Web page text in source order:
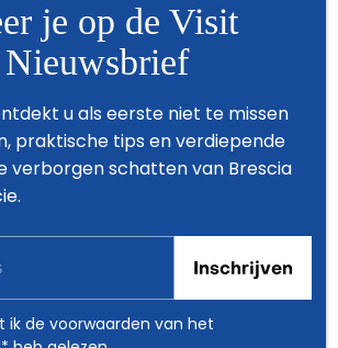
je op de Visit
u als eerste niet te missen
praktische tips en verdiepende
verborgen schatten van Brescia
ik de voorwaarden van het